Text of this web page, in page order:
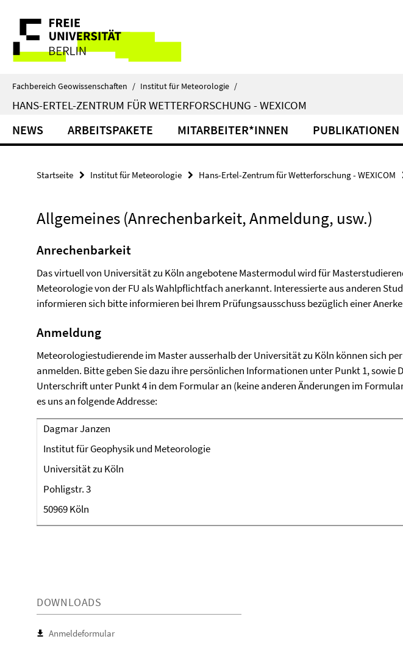
direkt
Inhalt
Service-
Navigation
Fachbereich Geowissenschaften / Institut für Meteorologie /
HANS-ERTEL-ZENTRUM FÜR WETTERFORSCHUNG - WEXICOM
NEWS ARBEITSPAKETE MITARBEITER*INNEN PUBLIKATIONEN
Startseite Institut für Meteorologie Hans-Ertel-Zentrum für Wetterforschung - WEXICOM
Allgemeines (Anrechenbarkeit, Anmeldung, usw.)
Anrechenbarkeit
Das virtuell von Universität zu Köln angebotene Mastermodul wird für
Meteorologie von der FU als Wahlpflichtfach anerkannt. Interessierte aus anderen
informieren sich bitte informieren bei Ihrem Prüfungsausschuss bezüglich einer
Anmeldung
Meteorologiestudierende im Masterausserhalb der Universität zu Köln können sich
anmelden. Bitte geben Sie dazu ihre persönlichen Informationen unter Punkt 1, sowie
Unterschrift unter Punkt 4 in dem Formular an (keine anderen Änderungen im
es uns an folgende Addresse:
Dagmar Janzen
Institut für Geophysik und Meteorologie
Universität zu Köln
Pohligstr. 3
50969 Köln
DOWNLOADS
Anmeldeformular